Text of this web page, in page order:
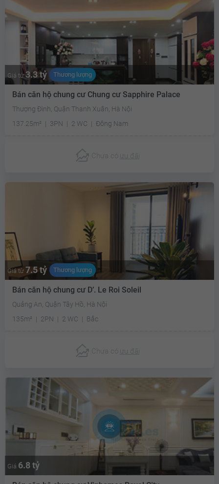
Giá từ3.3 tỷ Thương lượng
Bán căn hộ chung cư Chung cư Sapphire Palace
Thượng Đình, Quận Thanh Xuân, Hà Nội
137.25m²
3PN 2 WC Đông Nam
Chưa có ưu đãi
Giá từ 7.5 tỷ Thương lượng
Bán căn hộ chung cư D’. Le Roi Soleil
Quảng An, Quận Tây Hồ, Hà Nội
135m²
2PN 2 WC Bắc
Chưa có ưu đãi
Giá 6.8 tỷ